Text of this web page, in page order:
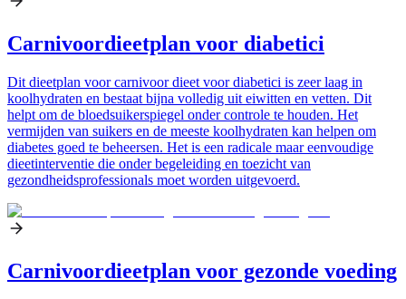
Carnivoordieetplan voor diabetici
Dit dieetplan voor carnivoor dieet voor diabetici is zeer laag in
koolhydraten en bestaat bijna volledig uit eiwitten en vetten. Dit
helpt om de bloedsuikerspiegel onder controle te houden. Het
vermijden van suikers en de meeste koolhydraten kan helpen om
diabetes goed te beheersen. Het is een radicale maar eenvoudige
dieetinterventie die onder begeleiding en toezicht van
gezondheidsprofessionals moet worden uitgevoerd.
Carnivoordieetplan voor gezonde voeding